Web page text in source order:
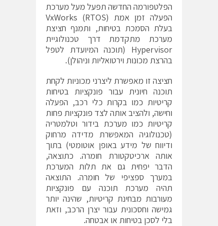
הפלטפורמה החדשה תפעל מעל מערכת
הפעלה זמן אמת (RTOS)
VxWorks
בעלת הסמכת בטיחות, ותמנף חציצת
מערכת מתקדמת דרך טכנולוגיית
Hypervisor (תוכנה המיועדת לטפל
בהרצת מכונות וירטואליות וניהולן).
חציצה זו מאפשרת ליצרני מכוניות לקחת
תוכנה חיונית עבור פונקציות בטיחות
קריטיות כמו בקרות כלי רכב, הפעלה
וחישה, ולהציב אותה לצד פונקציות פחות
קריטיות כמו מערכת בידור וטלמטריה
(טכנולוגיה המאפשרת מדידה מרחוק
ודיווח של מידע באופן אוטומטי) בתוך
אותה ארכיטקטורת חומרה. כתוצאה,
הדבר יפחית גם את תלות המערכת
במערך ספציפי של חומרה. התוצאה
תהיה מערכת תוכנה עם פונקציות
מעורבות מבחינת קריטיות, שהינה יותר
גמישה וחסכונית עבור יצרן הרכב, וזאת
בלי לסכן בטיחות או אבטחה.